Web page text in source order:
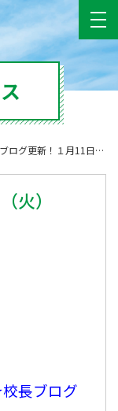
校長ブログ更新！１月11日（火）
火）
長ブログ